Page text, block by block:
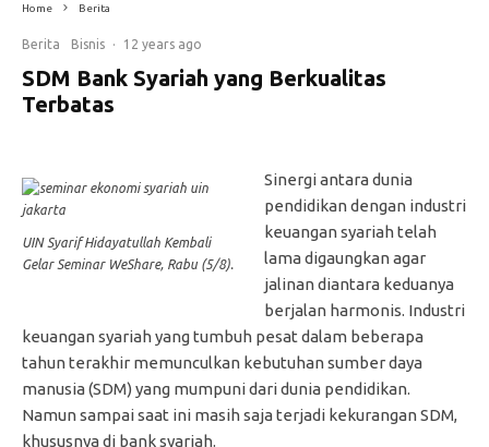
Home Berita
Berita Bisnis · 12 years ago
SDM Bank Syariah yang Berkualitas
Terbatas
UIN Syarif Hidayatullah Kembali
Gelar Seminar WeShare, Rabu (5/8).
Sinergi antara dunia
pendidikan dengan industri
keuangan syariah telah
lama digaungkan agar
jalinan diantara keduanya
berjalan harmonis. Industri
keuangan syariah yang tumbuh pesat dalam beberapa
tahun terakhir memunculkan kebutuhan sumber daya
manusia (SDM) yang mumpuni dari dunia pendidikan.
Namun sampai saat ini masih saja terjadi kekurangan SDM,
khususnya di bank syariah.